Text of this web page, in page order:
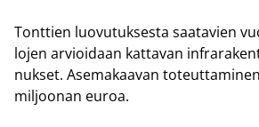
Tont­tien luo­vu­tuk­ses­ta saa­ta­vien
lo­jen ar­vioi­daan kat­ta­van
nuk­set. Ase­ma­kaa­van
mil­joo­nan euroa.